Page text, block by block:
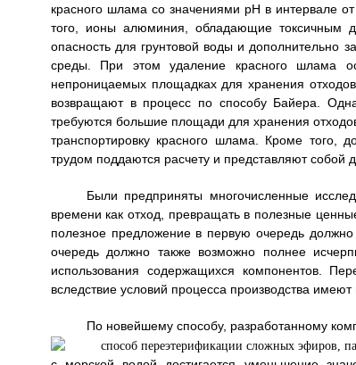
красного шлама со значениями pH в интервале
того, ионы алюминия, обладающие токсичным
опасность для грунтовой воды и дополнительно
среды. При этом удаление красного шлама
непроницаемых площадках для хранения
возвращают в процесс по способу Байера.
требуются большие площади для хранения
транспортировку красного шлама. Кроме того,
трудом поддаются расчету и представляют собой
Были предприняты многочисленные
времени как отход, превращать в полезные
полезное предложение в первую очередь
очередь должно также возможно полнее
использования содержащихся компонентов.
вследствие условий процесса производства
По новейшему способу, разработанному